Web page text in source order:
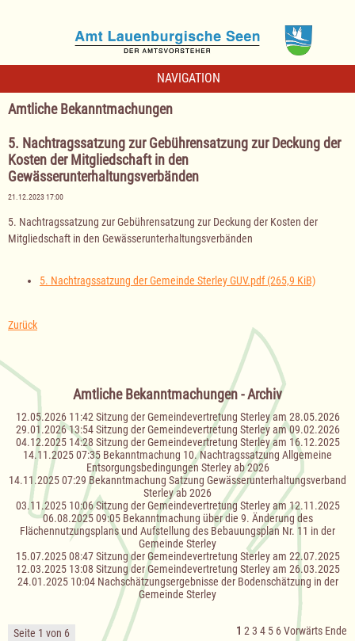
NAVIGATION
Amtliche Bekanntmachungen
5. Nachtragssatzung zur Gebührensatzung zur Deckung der
Kosten der Mitgliedschaft in den
Gewässerunterhaltungsverbänden
21.12.2023 17:00
5. Nachtragssatzung zur Gebührensatzung zur Deckung der Kosten der
Mitgliedschaft in den Gewässerunterhaltungsverbänden
5. Nachtragssatzung der Gemeinde Sterley GUV.pdf(265,9 KiB)
Zurück
Amtliche Bekanntmachungen - Archiv
12.05.2026 11:42 Sitzung der Gemeindevertretung Sterley am 28.05.2026
29.01.2026 13:54 Sitzung der Gemeindevertretung Sterley am 09.02.2026
04.12.2025 14:28 Sitzung der Gemeindevertretung Sterley am 16.12.2025
14.11.2025 07:35 Bekanntmachung 10. Nachtragssatzung Allgemeine
Entsorgungsbedingungen Sterley ab 2026
14.11.2025 07:29 Bekanntmachung Satzung Gewässerunterhaltungsverband
Sterley ab 2026
03.11.2025 10:06Sitzung der Gemeindevertretung Sterley am 12.11.2025
06.08.2025 09:05 Bekanntmachung über die 9. Änderung des
Flächennutzungsplans und Aufstellung des Bebauungsplan Nr. 11 in der
Gemeinde Sterley
15.07.2025 08:47 Sitzung der Gemeindevertretung Sterley am 22.07.2025
12.03.2025 13:08 Sitzung der Gemeindevertretung Sterley am 26.03.2025
24.01.2025 10:04 Nachschätzungsergebnisse der Bodenschätzung in der
Gemeinde Sterley
Seite 1 von 6 1 2 3 4 5 6Vorwärts Ende